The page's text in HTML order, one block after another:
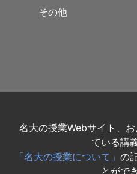
その他
名大の授業Webサイト、
ている講
「名大の授業について」 の
とがで